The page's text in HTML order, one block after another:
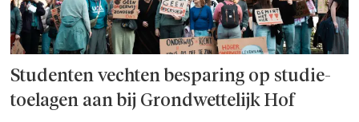
Studenten vechten besparing op studie­
toelagen aan bij Grondwettelijk Hof